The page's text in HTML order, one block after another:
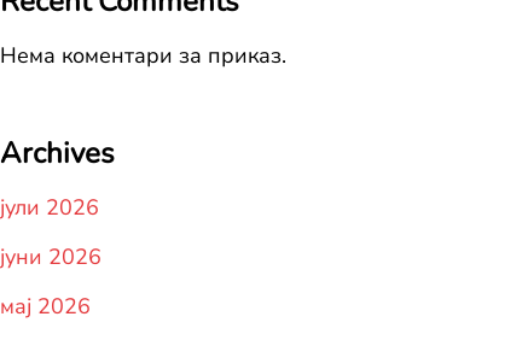
Нема коментари за приказ.
Archives
јули 2026
јуни 2026
мај 2026